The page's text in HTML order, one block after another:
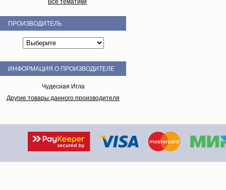
Все тематики
ПРОИЗВОДИТЕЛЬ
ИНФОРМАЦИЯ О ПРОИЗВОДИТЕЛЕ
Чудесная Игла
Другие товары данного производителя